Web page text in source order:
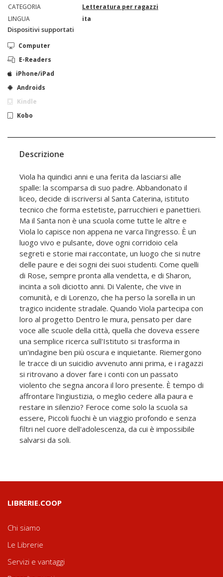
CATEGORIA
Letteratura per ragazzi
LINGUA
ita
Dispositivi supportati
Computer
E-Readers
iPhone/iPad
Androids
Kindle
Kobo
Descrizione
Viola ha quindici anni e una ferita da lasciarsi alle
spalle: la scomparsa di suo padre. Abbandonato il
liceo, decide di iscriversi al Santa Caterina, istituto
tecnico che forma estetiste, parrucchieri e panettieri.
Ma il Santa non è una scuola come tutte le altre e
Viola lo capisce non appena ne varca l'ingresso. È un
luogo vivo e pulsante, dove ogni corridoio cela
segreti e storie mai raccontate, un luogo che si nutre
delle paure e dei sogni dei suoi studenti. Come quelli
di Rose, sempre pronta alla vendetta, e di Sharon,
incinta a soli diciotto anni. Di Valente, che vive in
comunità, e di Lorenzo, che ha perso la sorella in un
tragico incidente stradale. Quando Viola partecipa con
loro al progetto Dentro le mura, pensato per dare
voce alle scuole della città, quella che doveva essere
una semplice ricerca sull'Istituto si trasforma in
un'indagine ben più oscura e inquietante. Riemergono
le tracce di un suicidio avvenuto anni prima, e i ragazzi
si ritrovano a dover fare i conti con un passato
violento che segna ancora il loro presente. È tempo di
affrontare l'ingiustizia, o meglio cedere alla paura e
restare in silenzio? Feroce come solo la scuola sa
essere, Piccoli fuochi è un viaggio profondo e senza
filtri nel cuore dell'adolescenza, da cui è impossibile
salvarsi da soli.
LIBRERIE.COOP
Chi siamo
Le Librerie
Servizi e vantaggi